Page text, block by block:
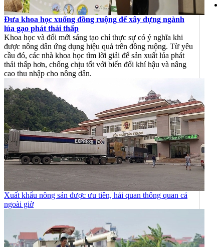
Đưa khoa học xuống đồng ruộng để xây dựng ngành
lúa gạo phát thải thấp
Khoa học và đổi mới sáng tạo chỉ thực sự có ý nghĩa khi
được nông dân ứng dụng hiệu quả trên đồng ruộng. Từ yêu
cầu đó, các nhà khoa học tìm lời giải để sản xuất lúa phát
thải thấp hơn, chống chịu tốt với biến đổi khí hậu và nâng
cao thu nhập cho nông dân.
Xuất khẩu nông sản được ưu tiên, hải quan thông quan cả
ngoài giờ